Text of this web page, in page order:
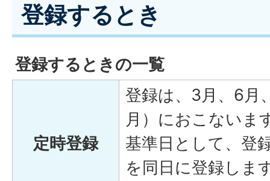
登録するとき
登録するときの一覧
定時登録
登録は、3月、6月
月）におこないま
基準日として、登
を同日に登録しま